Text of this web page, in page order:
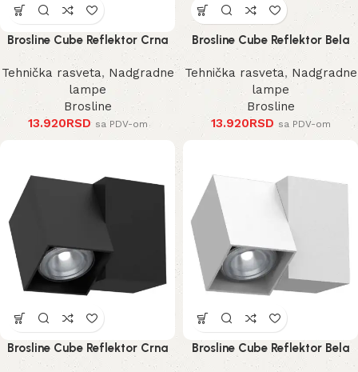
Brosline Cube Reflektor Crna
185 mm
Tehnička rasveta, Nadgradne
lampe
Brosline
13.920RSD sa PDV-om
Brosline Cube Reflektor Bela
185 mm
Tehnička rasveta, Nadgradne
lampe
Brosline
13.920RSD sa PDV-om
Brosline Cube Reflektor Crna
125 mm
Brosline Cube Reflektor Bela
125 mm